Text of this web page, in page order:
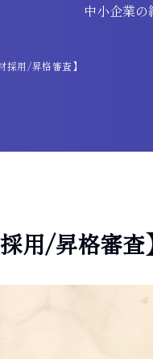
採用/昇格審査】
中小企業の
用/昇格審査】